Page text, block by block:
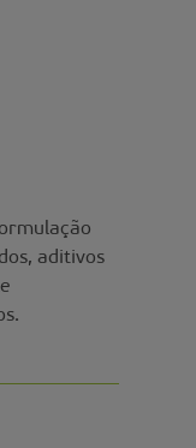
aditivos